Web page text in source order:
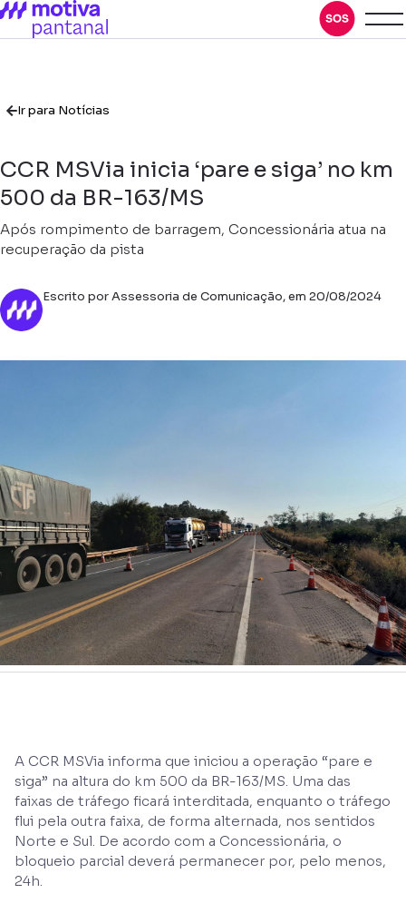
Ir para Notícias
CCR MSVia inicia ‘pare e siga’ no km
500 da BR-163/MS
Após rompimento de barragem, Concessionária atua na
recuperação da pista
Escrito por Assessoria de Comunicação, em 20/08/2024
A CCR MSVia informa que iniciou a operação “pare e
siga” na altura do km 500 da BR-163/MS. Uma das
faixas de tráfego ficará interditada, enquanto o tráfego
flui pela outra faixa, de forma alternada, nos sentidos
Norte e Sul. De acordo com a Concessionária, o
bloqueio parcial deverá permanecer por, pelo menos,
24h.